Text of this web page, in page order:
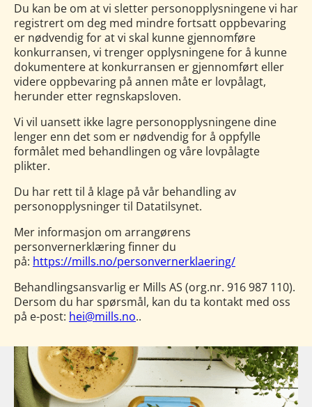
Du kan be om at vi sletter personopplysningene vi har
registrert om deg med mindre fortsatt oppbevaring
er nødvendig for at vi skal kunne gjennomføre
konkurransen, vi trenger opplysningene for å kunne
dokumentere at konkurransen er gjennomført eller
videre oppbevaring på annen måte er lovpålagt,
herunder etter regnskapsloven.
Vi vil uansett ikke lagre personopplysningene dine
lenger enn det som er nødvendig for å oppfylle
formålet med behandlingen og våre lovpålagte
plikter.
Du har rett til å klage på vår behandling av
personopplysninger til Datatilsynet.
Mer informasjon om arrangørens
personvernerklæring finner du
på: https://mills.no/personvernerklaering/
Behandlingsansvarlig er Mills AS (org.nr. 916 987 110).
Dersom du har spørsmål, kan du ta kontakt med oss
på e-post: hei@mills.no..